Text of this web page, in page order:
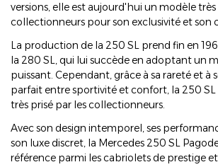
versions, elle est aujourd'hui un modèle très
collectionneurs pour son exclusivité et son
La production de la 250 SL prend fin en
la 280 SL, qui lui succède en adoptant un
puissant. Cependant, grâce à sa rareté et à
parfait entre sportivité et confort, la 250
très prisé par les collectionneurs.
Avec son design intemporel, ses
son luxe discret, la Mercedes 250 SL
référence parmi les cabriolets de prestige